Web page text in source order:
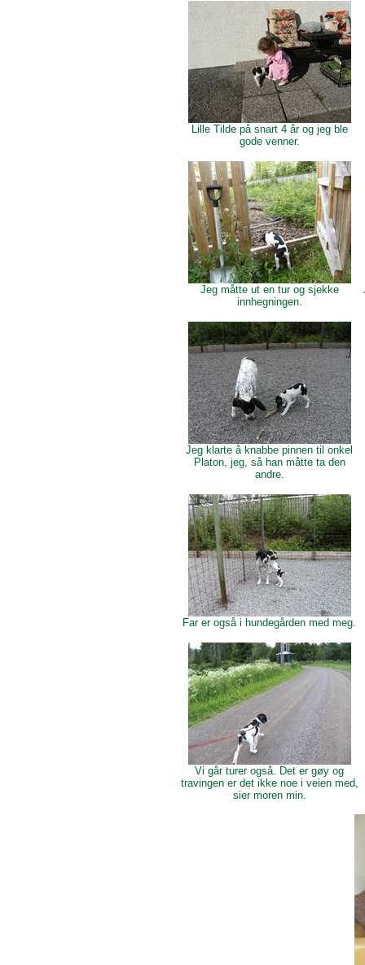
Lille Tilde på snart 4 år og jeg ble
gode venner.
Jeg måtte ut en tur og sjekke
innhegningen.
Jeg klarte å knabbe pinnen til onkel
Platon, jeg, så han måtte ta den
andre.
Far er også i hundegården med meg.
Vi går turer også. Det er gøy og
travingen er det ikke noe i veien med,
sier moren min.